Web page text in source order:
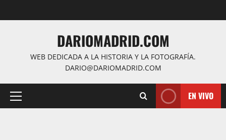
al
DARIOMADRID.COM
WEB DEDICADA A LA HISTORIA Y LA FOTOGRAFÍA.
DARIO@DARIOMADRID.COM
Menú
EN VIVO